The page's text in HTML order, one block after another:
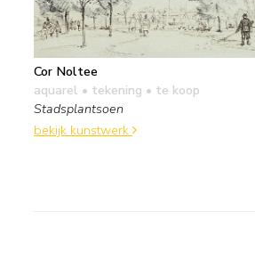
Cor Noltee
aquarel • tekening • te koop
Stadsplantsoen
bekijk kunstwerk